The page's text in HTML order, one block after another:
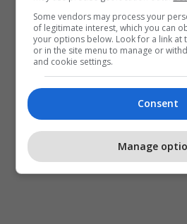
Some vendors may process your
of legitimate interest, which you can
your options below. Look for a link at
or in the site menu to manage or
and cookie settings.
Consent
Manage